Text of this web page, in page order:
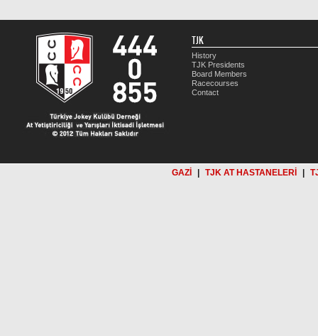
TJK
History
TJK Presidents
Board Members
Racecourses
Contact
GAZİ TJK AT HASTANELERİ